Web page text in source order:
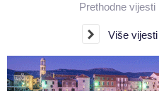
Prethodne vijesti
Više vijesti